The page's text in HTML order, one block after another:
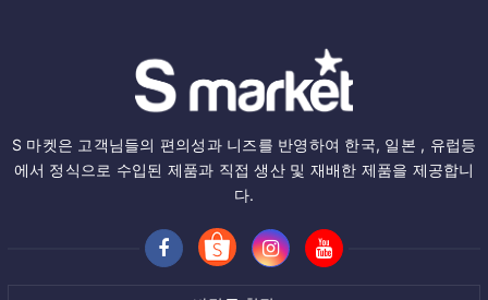
S 마켓은 고객님들의 편의성과 니즈를 반영하여 한국, 일본 , 유럽등
에서 정식으로 수입된 제품과 직접 생산 및 재배한 제품을 제공합니
다.